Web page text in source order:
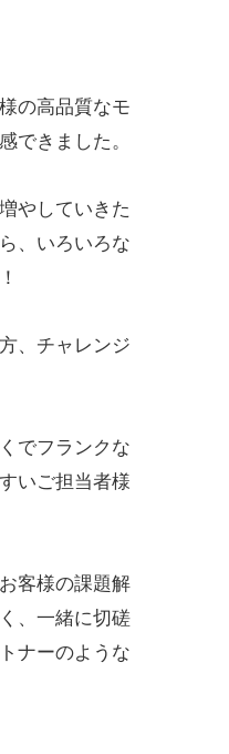
の高品質なモ
できました。
やしていきた
、いろいろな
、チャレンジ
でフランクな
いご担当者様
客様の課題解
、一緒に切磋
ナーのような